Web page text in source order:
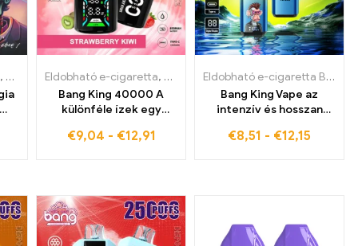
Finnországban, Eldobható e-cigaretta Franciaországban,
Bulgáriában,Eldobható e-cigaretta Észtországban,Eldobható
, Eldobható e-cigaretta Dániában,
Eldobható e-cigaretta
Eldobható e-cigaretta, Eldobható e-cigaretta
Bang King 40000 A
különféle ízek egy
cigarettában
€9,04 - €12,91
Eldobható e-cigaretta Belgiumban
Bang King Vape az
intenzív és hosszan
€8,51 - €12,15